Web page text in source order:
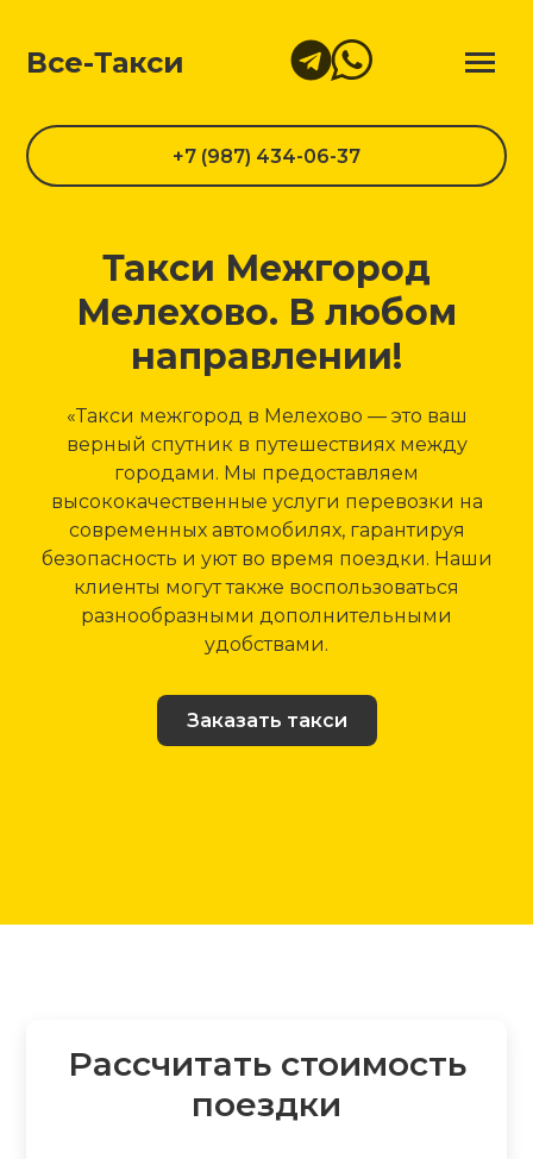
Все-Такси
+7 (987) 434-06-37
Такси Межгород
Мелехово. В любом
направлении!
«Такси межгород в Мелехово — это ваш
верный спутник в путешествиях между
городами. Мы предоставляем
высококачественные услуги перевозки на
современных автомобилях, гарантируя
безопасность и уют во время поездки. Наши
клиенты могут также воспользоваться
разнообразными дополнительными
удобствами.
Заказать такси
Рассчитать стоимость
поездки